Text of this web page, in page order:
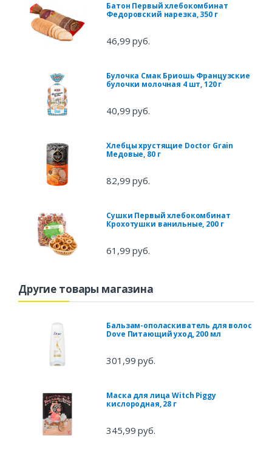
Батон Первый хлебокомбинат
Федоровский нарезка, 350 г
46,99 руб.
Булочка Смак Бриошь Французские
булочки молочная 4 шт, 120 г
40,99 руб.
Хлебцы хрустящие Doctor Grain
Медовые, 80 г
82,99 руб.
Сушки Первый хлебокомбинат
Крохотушки ванильные, 200 г
61,99 руб.
Другие товары магазина
Бальзам-ополаскиватель для волос
Dove Питающий уход, 200 мл
301,99 руб.
Маска для лица Witch Piggy
кислородная, 28 г
345,99 руб.